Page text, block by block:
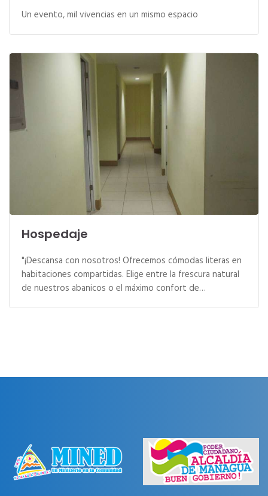
Un evento, mil vivencias en un mismo espacio
Hospedaje
"¡Descansa con nosotros! Ofrecemos cómodas literas en
habitaciones compartidas. Elige entre la frescura natural
de nuestros abanicos o el máximo confort de…